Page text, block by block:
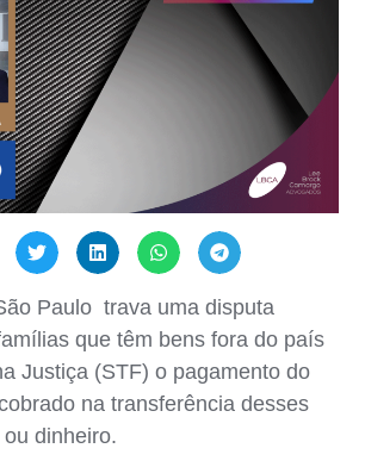
Paulo trava uma disputa
que têm bens fora do país
Justiça (STF) o pagamento do
na transferência desses
dinheiro.